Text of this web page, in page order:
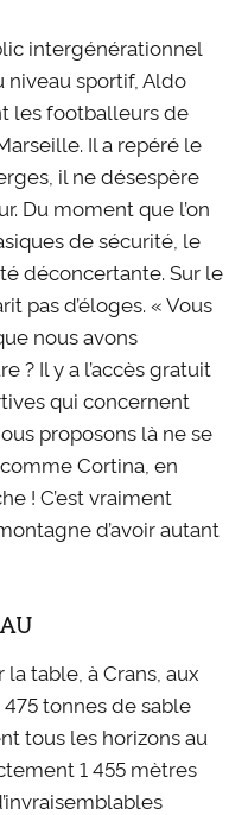
intergénérationnel
niveau sportif, Aldo
les footballeurs de
Il a repéré le
il ne désespère
Du moment que l’on
de sécurité, le
déconcertante. Sur le
pas d’éloges. « Vous
nous avons
? Il y a l’accès gratuit
qui concernent
proposons là ne se
Cortina, en
! C’est vraiment
d’avoir autant
la table, à Crans, aux
tonnes de sable
tous les horizons au
1 455 mètres